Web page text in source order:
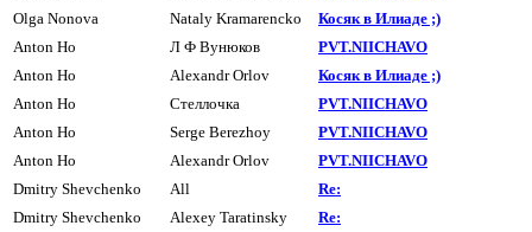
Olga Nonova
Nataly Kramarencko
Косяк в Илиаде ;)
Anton Ho
Л Ф Вунюков
PVT.NIICHAVO
Anton Ho
Alexandr Orlov
Косяк в Илиаде ;)
Anton Ho
Стеллочка
PVT.NIICHAVO
Anton Ho
Serge Berezhoy
PVT.NIICHAVO
Anton Ho
Alexandr Orlov
PVT.NIICHAVO
Dmitry Shevchenko
All
Re:
Dmitry Shevchenko
Alexey Taratinsky
Re: